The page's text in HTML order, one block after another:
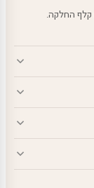
קלף החלקה.